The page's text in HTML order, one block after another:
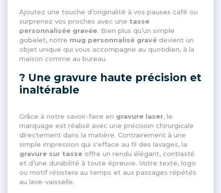
Ajoutez une touche d’originalité à vos pauses café ou
surprenez vos proches avec une tasse
personnalisée gravée. Bien plus qu’un simple
gobelet, notre mug personnalisé gravé devient un
objet unique qui vous accompagne au quotidien, à la
maison comme au bureau.
? Une gravure haute précision et
inaltérable
Grâce à notre savoir-faire en gravure laser, le
marquage est réalisé avec une précision chirurgicale
directement dans la matière. Contrairement à une
simple impression qui s'efface au fil des lavages, la
gravure sur tasse offre un rendu élégant, contrasté
et d’une durabilité à toute épreuve. Votre texte, logo
ou motif résistera au temps et aux passages répétés
au lave-vaisselle.